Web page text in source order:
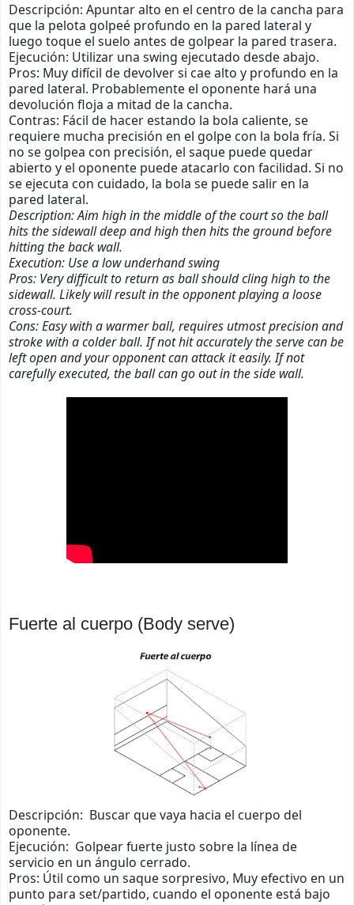
Descripción: Apuntar alto en el centro de la cancha para
que la pelota golpeé profundo en la pared lateral y
luego toque el suelo antes de golpear la pared trasera.
Ejecución: Utilizar una swing ejecutado desde abajo.
Pros: Muy difícil de devolver si cae alto y profundo en la
pared lateral. Probablemente el oponente hará una
devolución floja a mitad de la cancha.
Contras: Fácil de hacer estando la bola caliente, se
requiere mucha precisión en el golpe con la bola fría. Si
no se golpea con precisión, el saque puede quedar
abierto y el oponente puede atacarlo con facilidad. Si no
se ejecuta con cuidado, la bola se puede salir en la
pared lateral.
Description: Aim high in the middle of the court so the ball
hits the sidewall deep and high then hits the ground before
hitting the back wall.
Execution: Use a low underhand swing
Pros: Very difficult to return as ball should cling high to the
sidewall. Likely will result in the opponent playing a loose
cross-court.
Cons: Easy with a warmer ball, requires utmost precision and
stroke with a colder ball. If not hit accurately the serve can be
left open and your opponent can attack it easily.If not
carefully executed, the ball can go out in the side wall.
Fuerte al cuerpo (Body serve)
Descripción: Buscar que vaya hacia el cuerpo del
oponente.
Ejecución: Golpear fuerte justo sobre la línea de
servicio en un ángulo cerrado.
Pros: Útil como un saque sorpresivo, Muy efectivo en un
punto para set/partido, cuando el oponente está bajo